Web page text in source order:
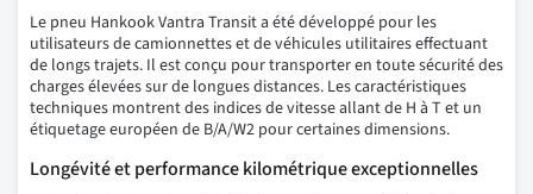
Le pneu Hankook Vantra Transit a été développé pour les
utilisateurs de camionnettes et de véhicules utilitaires effectuant
de longs trajets. Il est conçu pour transporter en toute sécurité des
charges élevées sur de longues distances. Les caractéristiques
techniques montrent des indices de vitesse allant de H à T et un
étiquetage européen de B/A/W2 pour certaines dimensions.
Longévité et performance kilométrique exceptionnelles